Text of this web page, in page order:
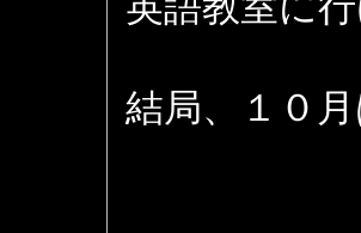
結局、１０